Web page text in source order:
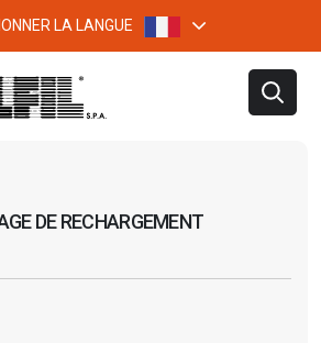
LA LANGUE
DE RECHARGEMENT